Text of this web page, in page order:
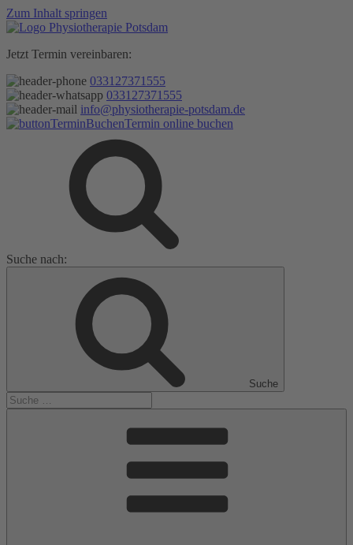
Zum Inhalt springen
Jetzt Termin vereinbaren:
033127371555
033127371555
info@physiotherapie-potsdam.de
Termin online buchen
Suche nach:
Suche